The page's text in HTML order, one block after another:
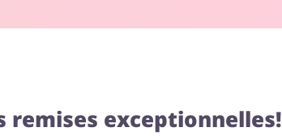
remises exceptionnelles!